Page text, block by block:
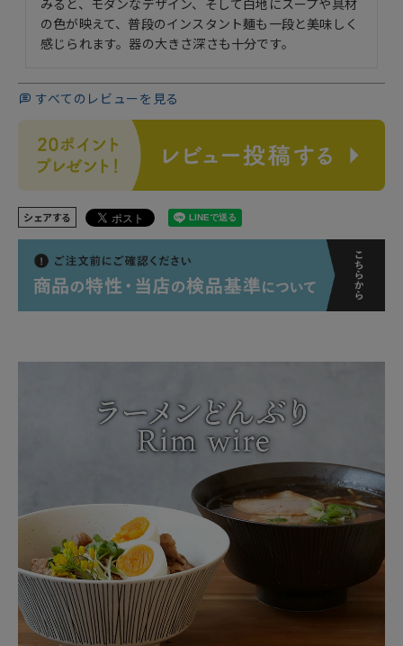
の色が映えて、普段のインスタント麺も一段と美味しく
感じられます。器の大きさ深さも十分です。
すべてのレビューを見る
シェアする